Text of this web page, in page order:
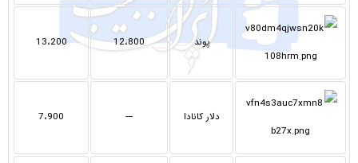
پوند 12،800 13،200
دلار کانادا --- 7،900